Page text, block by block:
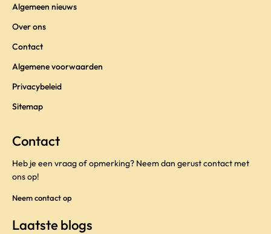
Algemeen nieuws
Over ons
Contact
Algemene voorwaarden
Privacybeleid
Sitemap
Contact
Heb je een vraag of opmerking? Neem dan gerust contact met
ons op!
Neem contact op
Laatste blogs